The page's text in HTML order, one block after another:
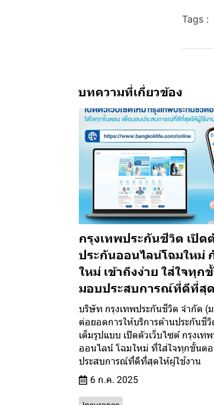
Tags :
บทความที่เกี่ยวข้อง
กรุงเทพประกันชีวิต เปิด
ประกันออนไลน์โฉมใหม่
ใหม่ เข้าถึงง่าย ใส่ใจทุ
มอบประสบการณ์ที่ดีที่สุ
บริษัท กรุงเทพประกันชีวิต จำกัด (
ต่อยอดการให้บริการด้านประกันชี
เต็มรูปแบบ เปิดตัวเว็บไซต์ กรุงเท
ออนไลน์ โฉมใหม่ ที่ใส่ใจทุกขั้นต
ประสบการณ์ที่ดีที่สุดให้ผู้ใช้งาน
6 ก.ค. 2025